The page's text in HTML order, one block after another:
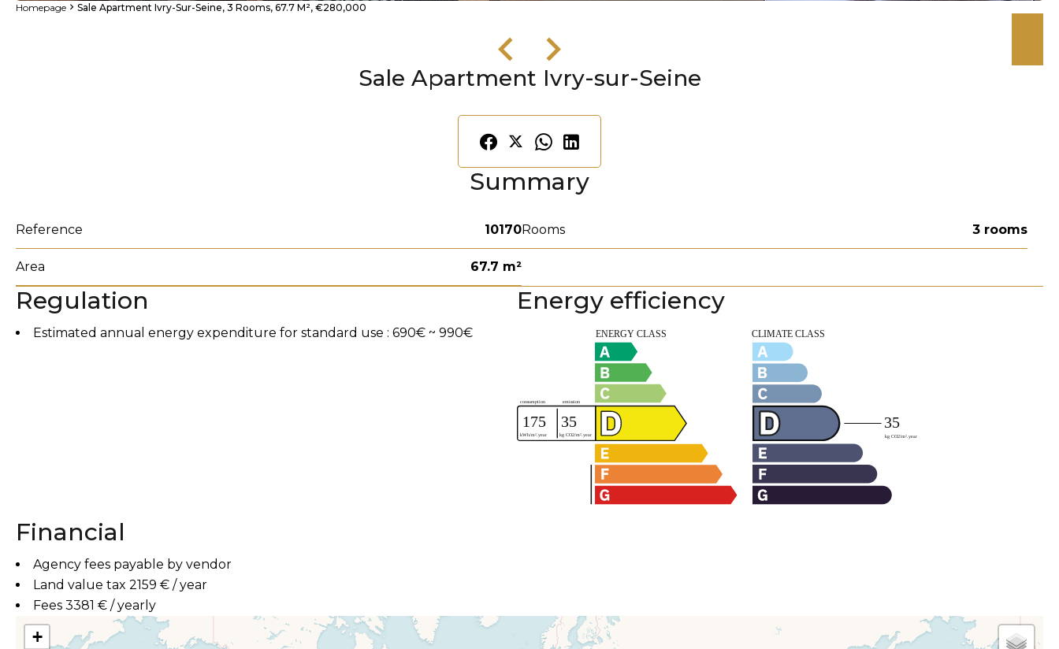
Homepage Sale Apartment Ivry-Sur-Seine, 3 Rooms, 67.7 M², €280,000
Sale Apartment Ivry-sur-Seine
Summary
Reference 10170Rooms 3 rooms
Area 67.7 m²
Regulation
Estimated annual energy expenditure for standard use : 690€ ~ 990€
Energy efficiency
Financial
Agency fees payable by vendor
Land value tax 2159 € / year
Fees 3381 € / yearly
+